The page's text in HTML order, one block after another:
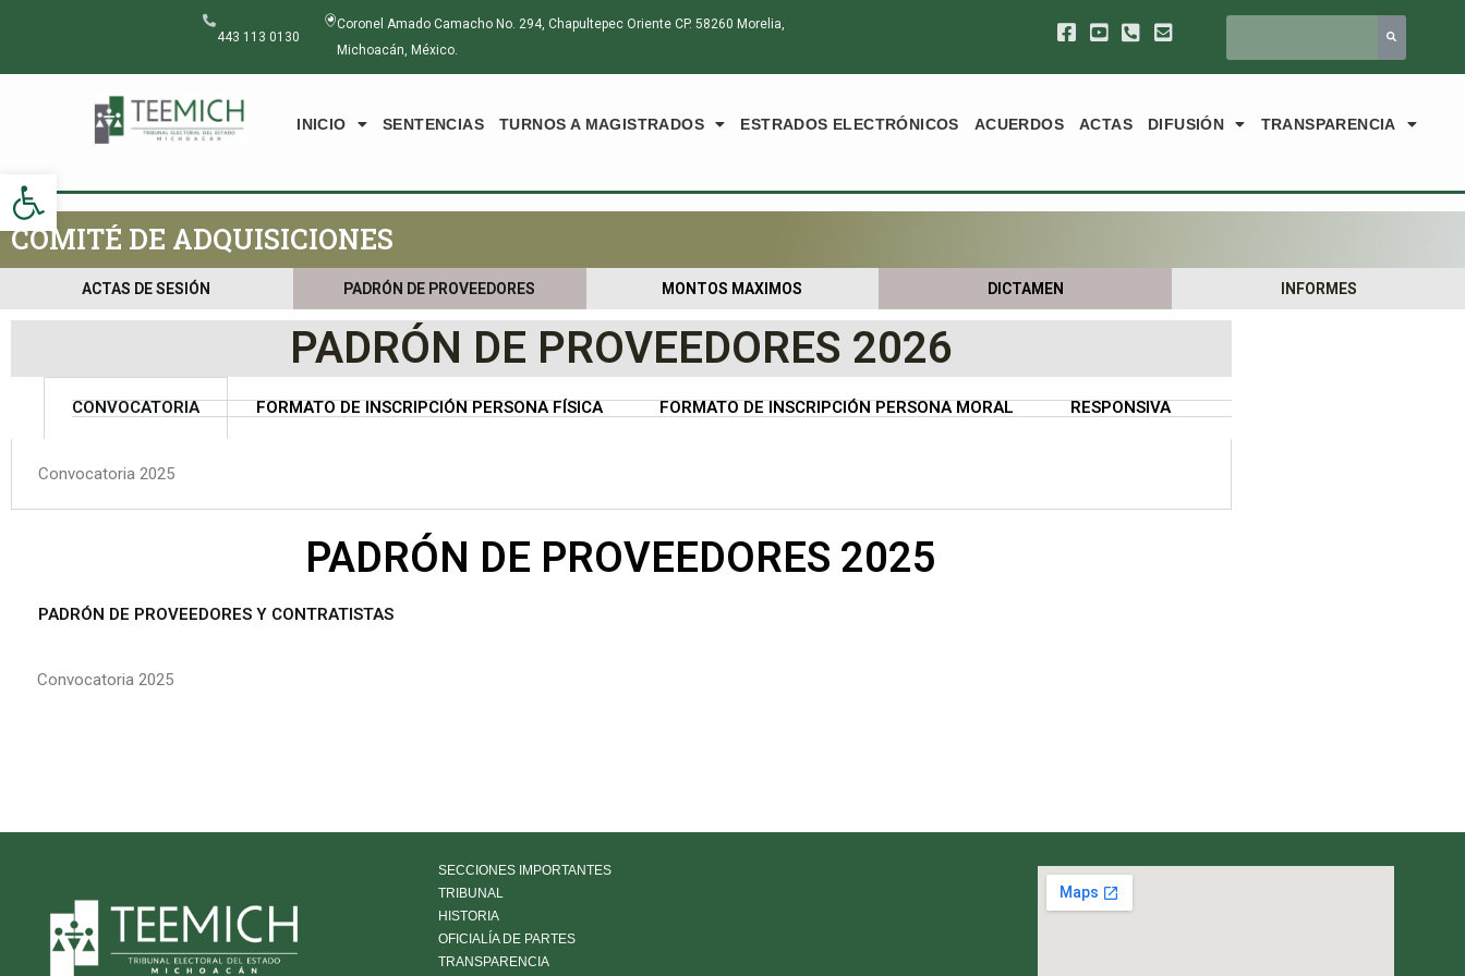
Abrir barra de herramientas
443 113 0130
Coronel Amado Camacho No. 294, Chapultepec Oriente CP. 58260 Morelia,
Michoacán, México.
INICIO SENTENCIAS TURNOS A MAGISTRADOS ESTRADOS ELECTRÓNICOS ACUERDOS ACTAS DIFUSIÓN TRANSPARENCIA
COMITÉ DE ADQUISICIONES
ACTAS DE SESIÓN PADRÓN DE PROVEEDORES MONTOS MAXIMOS DICTAMEN INFORMES
PADRÓN DE PROVEEDORES 2026
CONVOCATORIA FORMATO DE INSCRIPCIÓN PERSONA FÍSICA FORMATO DE INSCRIPCIÓN PERSONA MORAL RESPONSIVA
Convocatoria 2025
PADRÓN DE PROVEEDORES 2025
PADRÓN DE PROVEEDORES Y CONTRATISTAS
Convocatoria 2025
SECCIONES IMPORTANTES
TRIBUNAL
HISTORIA
OFICIALÍA DE PARTES
TRANSPARENCIA